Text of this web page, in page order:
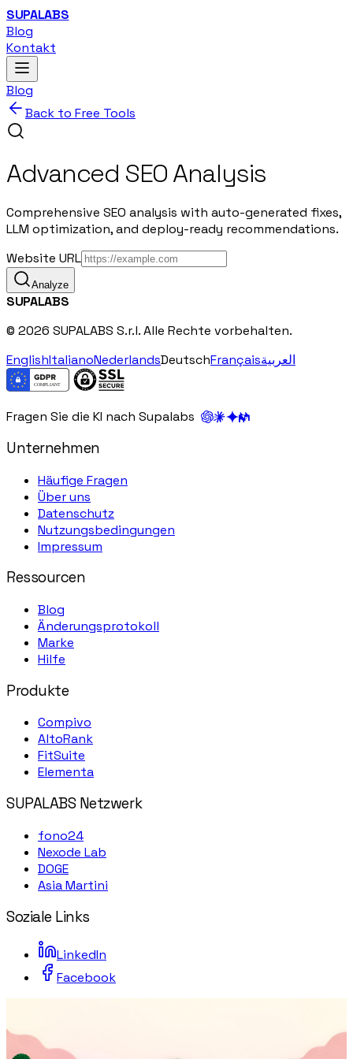
SUPALABS
Blog
Kontakt
Blog
Back to Free Tools
Advanced SEO Analysis
Comprehensive SEO analysis with auto-generated fixes,
LLM optimization, and deploy-ready recommendations.
Website URL
Analyze
SUPALABS
© 2026 SUPALABS S.r.l. Alle Rechte vorbehalten.
EnglishItalianoNederlandsDeutschFrançaisالعربية
Fragen Sie die KI nach Supalabs
Unternehmen
Häufige Fragen
Über uns
Datenschutz
Nutzungsbedingungen
Impressum
Ressourcen
Blog
Änderungsprotokoll
Marke
Hilfe
Produkte
Compivo
AltoRank
FitSuite
Elementa
SUPALABS Netzwerk
fono24
Nexode Lab
DOGE
Asia Martini
Soziale Links
LinkedIn
Facebook